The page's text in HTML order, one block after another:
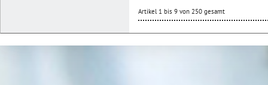
Artikel 1 bis 9 von 250 gesamt